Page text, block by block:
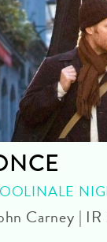
Carney |